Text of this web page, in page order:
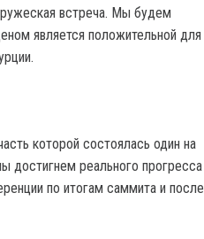
встреча. Мы будем
является положительной для
которой состоялась один на
достигнем реального прогресса
по итогам саммита и после